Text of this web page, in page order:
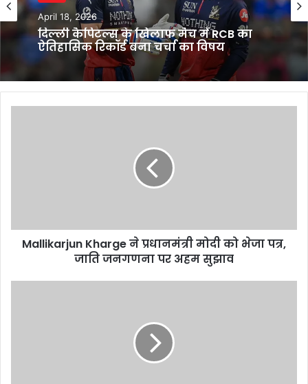
April 18, 2026
दिल्ली कैपिटल्स के खिलाफ मैच में RCB का
ऐतिहासिक रिकॉर्ड बना चर्चा का विषय
जाति
जनगणना
Mallikarjun Kharge ने प्रधानमंत्री मोदी को भेजा पत्र,
जाति जनगणना पर अहम सुझाव